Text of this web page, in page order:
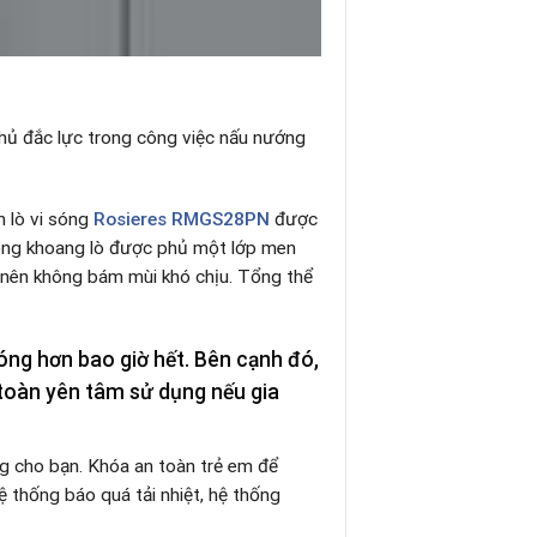
đắc lực trong công việc nấu nướng
lò vi sóng Rosieres RMGS28PN được
khoang lò được phủ một lớp men
không bám mùi khó chịu. Tổng thể
hơn bao giờ hết. Bên cạnh đó,
yên tâm sử dụng nếu gia
cho bạn. Khóa an toàn trẻ em để
thống báo quá tải nhiệt, hệ thống